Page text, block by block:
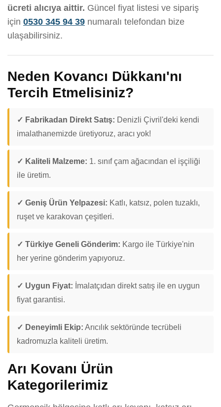
ücreti alıcıya aittir. Güncel fiyat listesi ve sipariş
için 0530 345 94 39 numaralı telefondan bize
ulaşabilirsiniz.
Neden Kovancı Dükkanı'nı
Tercih Etmelisiniz?
✓ Fabrikadan Direkt Satış: Denizli Çivril'deki kendi
imalathanemizde üretiyoruz, aracı yok!
✓ Kaliteli Malzeme: 1. sınıf çam ağacından el işçiliği
ile üretim.
✓ Geniş Ürün Yelpazesi: Katlı, katsız, polen tuzaklı,
ruşet ve karakovan çeşitleri.
✓ Türkiye Geneli Gönderim: Kargo ile Türkiye'nin
her yerine gönderim yapıyoruz.
✓ Uygun Fiyat: İmalatçıdan direkt satış ile en uygun
fiyat garantisi.
✓ Deneyimli Ekip: Arıcılık sektöründe tecrübeli
kadromuzla kaliteli üretim.
Arı Kovanı Ürün
Kategorilerimiz